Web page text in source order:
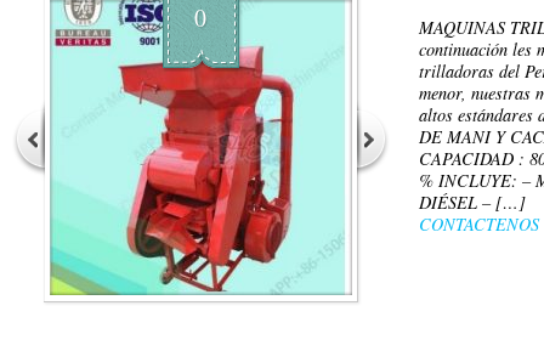
0
MAQUINAS
continuación les
trilladoras del
menor, nuestras
altos
DE MANI Y
CAPACIDAD :
% INCLUYE: –
DIÉSEL – […]
CONTACTENOS